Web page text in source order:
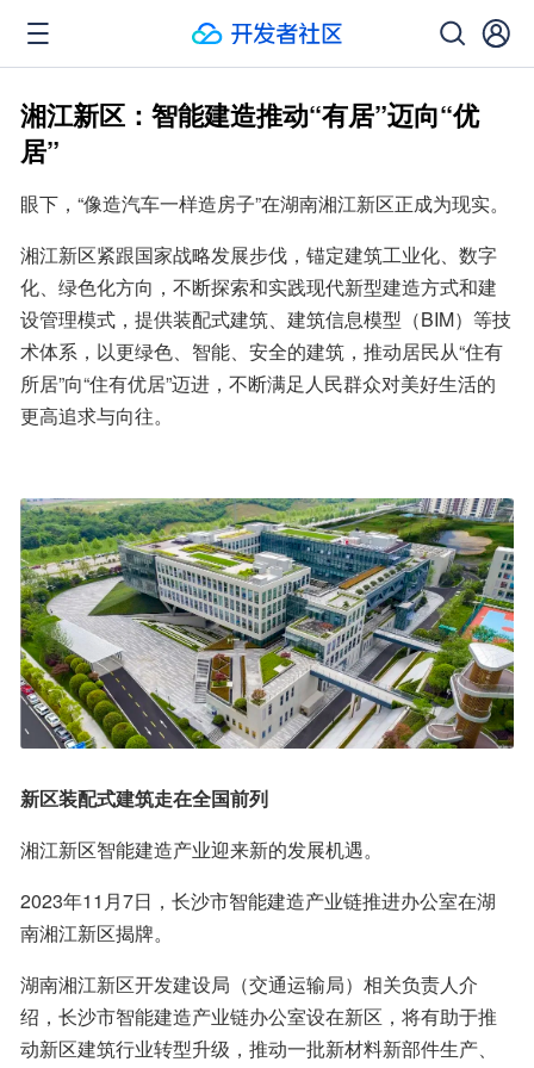
湘江新区：智能建造推动“有居”迈向“优
居”
眼下，“像造汽车一样造房子”在湖南湘江新区正成为现实。
湘江新区紧跟国家战略发展步伐，锚定建筑工业化、数字
化、绿色化方向，不断探索和实践现代新型建造方式和建
设管理模式，提供装配式建筑、建筑信息模型（BIM）等技
术体系，以更绿色、智能、安全的建筑，推动居民从“住有
所居”向“住有优居”迈进，不断满足人民群众对美好生活的
更高追求与向往。
新区装配式建筑走在全国前列
湘江新区智能建造产业迎来新的发展机遇。
2023年11月7日，长沙市智能建造产业链推进办公室在湖
南湘江新区揭牌。
湖南湘江新区开发建设局（交通运输局）相关负责人介
绍，长沙市智能建造产业链办公室设在新区，将有助于推
动新区建筑行业转型升级，推动一批新材料新部件生产、